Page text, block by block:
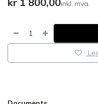
inkl. mva.